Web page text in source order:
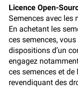
Licence Open-
Semences avec les
En achetant les
ces semences,
dispositions d’un
engagez
ces semences et
revendiquant des